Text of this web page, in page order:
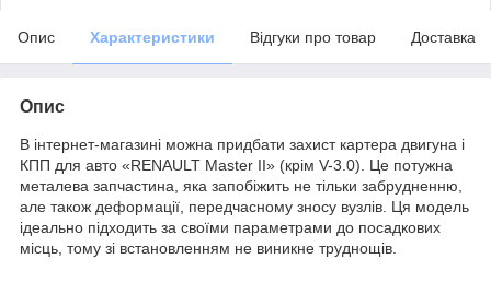
Опис Характеристики Відгуки про товар Доставка
Опис
В інтернет-магазині можна придбати захист картера двигуна і
КПП для авто «RENAULT Master II» (крім V-3.0). Це потужна
металева запчастина, яка запобіжить не тільки забрудненню,
але також деформації, передчасному зносу вузлів. Ця модель
ідеально підходить за своїми параметрами до посадкових
місць, тому зі встановленням не виникне труднощів.